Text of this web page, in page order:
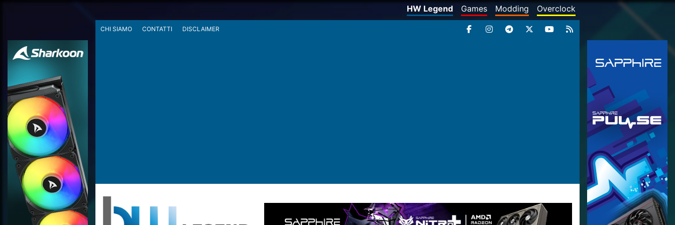
HW Legend Games Modding Overclock
CHI SIAMO CONTATTI DISCLAIMER